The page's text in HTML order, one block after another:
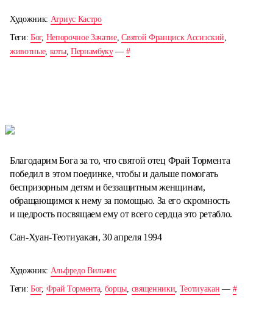
Художник: Атриус Кастро
Теги:Бог, Непорочное Зачатие,Святой Франциск Ассизский
животные, коты, Пернамбуку— #
Благодарим Бога за то, что святой отец Фрай Тормента
победил в этом поединке, чтобы и дальше помогать
беспризорным детям и беззащитным женщинам,
обращающимся к нему за помощью. За его скромность
и щедрость посвящаем ему от всего сердца это ретабло.
Сан-Хуан-Теотиуакан, 30 апреля 1994
Художник: Альфредо Вильчис
Теги:Бог, Фрай Тормента, борцы, священники, Теотиуакан — #